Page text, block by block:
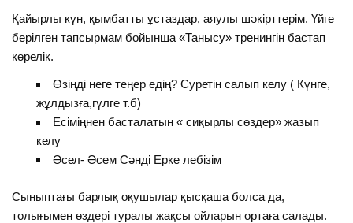
Қайырлы күн, қымбатты ұстаздар, аяулы шәкірттерім. Үйге
берілген тапсырмам бойынша «Танысу» тренингін бастап
көрелік.
Өзіңді неге теңер едің? Суретін салып келу ( Күнге,
жұлдызға,гүлге т.б)
Есіміңнен басталатын « сиқырлы сөздер» жазып
келу
Әсел- Әсем Сәнді Ерке лебізім
Сыныптағы барлық оқушылар қысқаша болса да,
толығымен өздері туралы жақсы ойларын ортаға салады.